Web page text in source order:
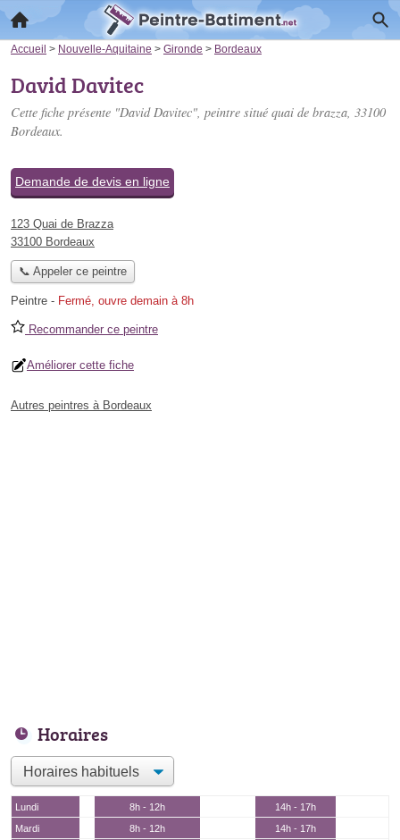
Accueil > Nouvelle-Aquitaine > Gironde > Bordeaux
David Davitec
Cette fiche présente "David Davitec", peintre situé quai de brazza, 33100
Bordeaux.
Demande de devis en ligne
123 Quai de Brazza
33100 Bordeaux
📞 Appeler ce peintre
Peintre - Fermé, ouvre demain à 8h
Recommander ce peintre
Améliorer cette fiche
Autres peintres à Bordeaux
Horaires
Lundi 8h - 12h
14h - 17h
Mardi
8h - 12h
14h - 17h